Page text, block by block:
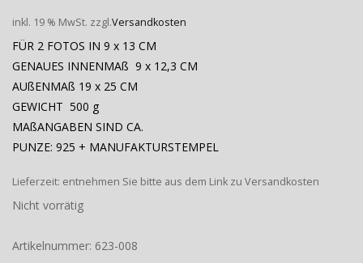
inkl. 19 % MwSt. zzgl.Versandkosten
FÜR 2 FOTOS IN 9 x 13 CM
GENAUES INNENMAß 9 x 12,3 CM
AUßENMAß 19 x 25 CM
GEWICHT 500 g
MAßANGABEN SIND CA.
PUNZE: 925 + MANUFAKTURSTEMPEL
Lieferzeit: entnehmen Sie bitte aus dem Link zu Versandkosten
Nicht vorrätig
Artikelnummer: 623-008